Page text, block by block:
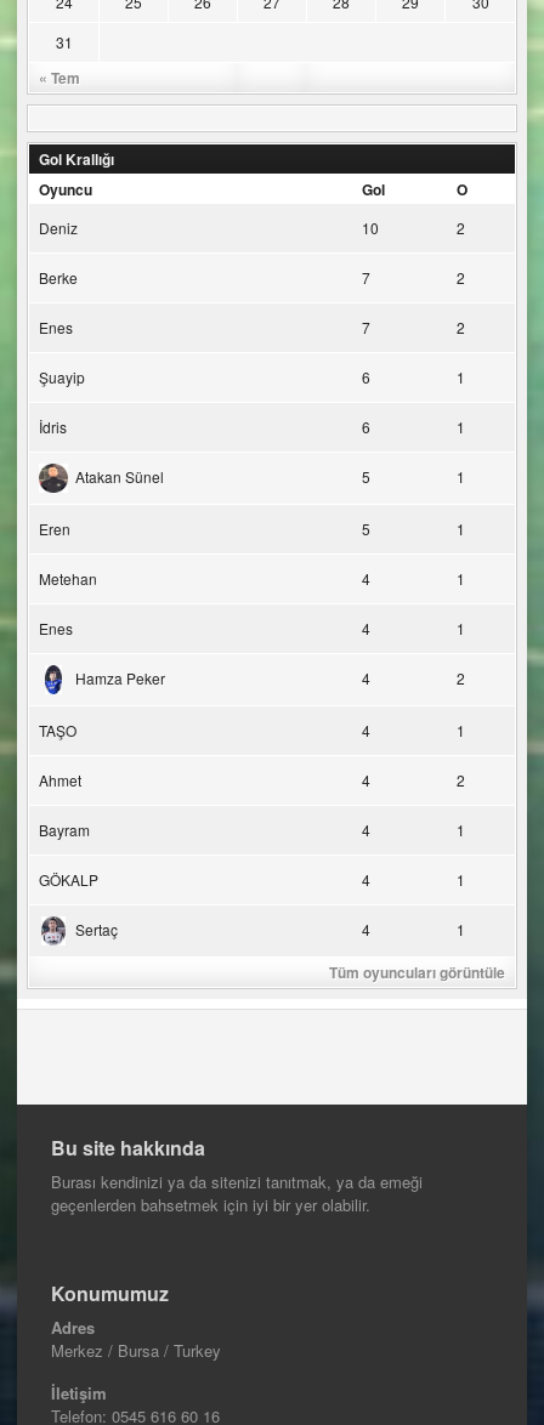
« Tem
31
Gol Krallığı
Oyuncu
Gol O
Deniz 10 2
Berke 7 2
Enes 7 2
Şuayip 6 1
İdris 6 1
Atakan Sünel 5 1
Eren 5 1
Metehan 4 1
Enes 4 1
Hamza Peker 4 2
TAŞO 4 1
Ahmet 4 2
Bayram 4 1
GÖKALP 4 1
Sertaç 4 1
Tüm oyuncuları görüntüle
Bu site hakkında
Burası kendinizi ya da sitenizi tanıtmak, ya da emeği
geçenlerden bahsetmek için iyi bir yer olabilir.
Konumumuz
Adres
Merkez / Bursa / Turkey
İletişim
Telefon: 0545 616 60 16